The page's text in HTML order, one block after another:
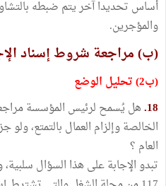
أساس تحديدا آخر يتم ضبطه
والمؤجرين.
(ب) مراجعة شروط إسناد
(ب2) تحليل الوضع
18. هل يُسمح لرئيس المؤسسة
الخالصة وإلزام العمال بالتمتع،
العام ؟
تبدو الإجابة على هذا السؤال